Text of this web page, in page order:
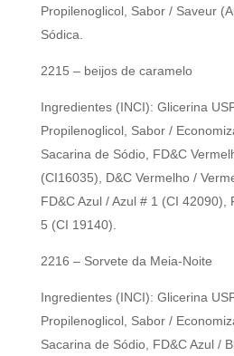
Propilenoglicol, Sabor / Saveur
Sódica.
2215 – beijos de caramelo
Ingredientes (INCI): Glicerina
Propilenoglicol, Sabor /
Sacarina de Sódio, FD&C
(CI16035), D&C Vermelho /
FD&C Azul / Azul # 1 (CI 42090),
5 (CI 19140).
2216 – Sorvete da Meia-Noite
Ingredientes (INCI): Glicerina
Propilenoglicol, Sabor /
Sacarina de Sódio, FD&C Azul /